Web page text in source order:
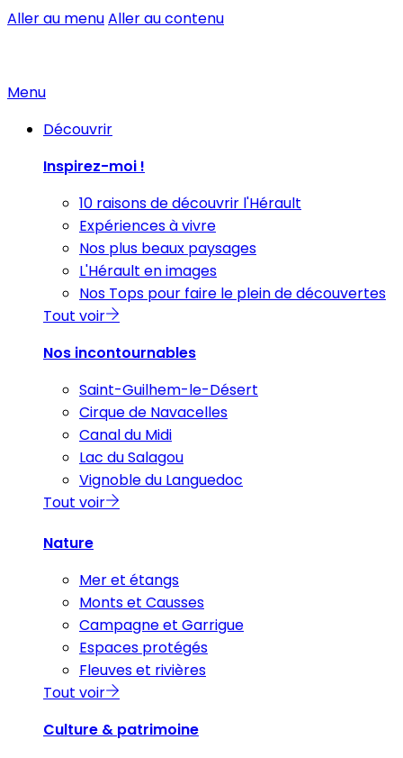
Aller au menuAller au contenu
Menu
Découvrir
Inspirez-moi !
10 raisons de découvrir l'Hérault
Expériences à vivre
Nos plus beaux paysages
L'Hérault en images
Nos Tops pour faire le plein de découvertes
Tout voir
Nos incontournables
Saint-Guilhem-le-Désert
Cirque de Navacelles
Canal du Midi
Lac du Salagou
Vignoble du Languedoc
Tout voir
Nature
Mer et étangs
Monts et Causses
Campagne et Garrigue
Espaces protégés
Fleuves et rivières
Tout voir
Culture & patrimoine